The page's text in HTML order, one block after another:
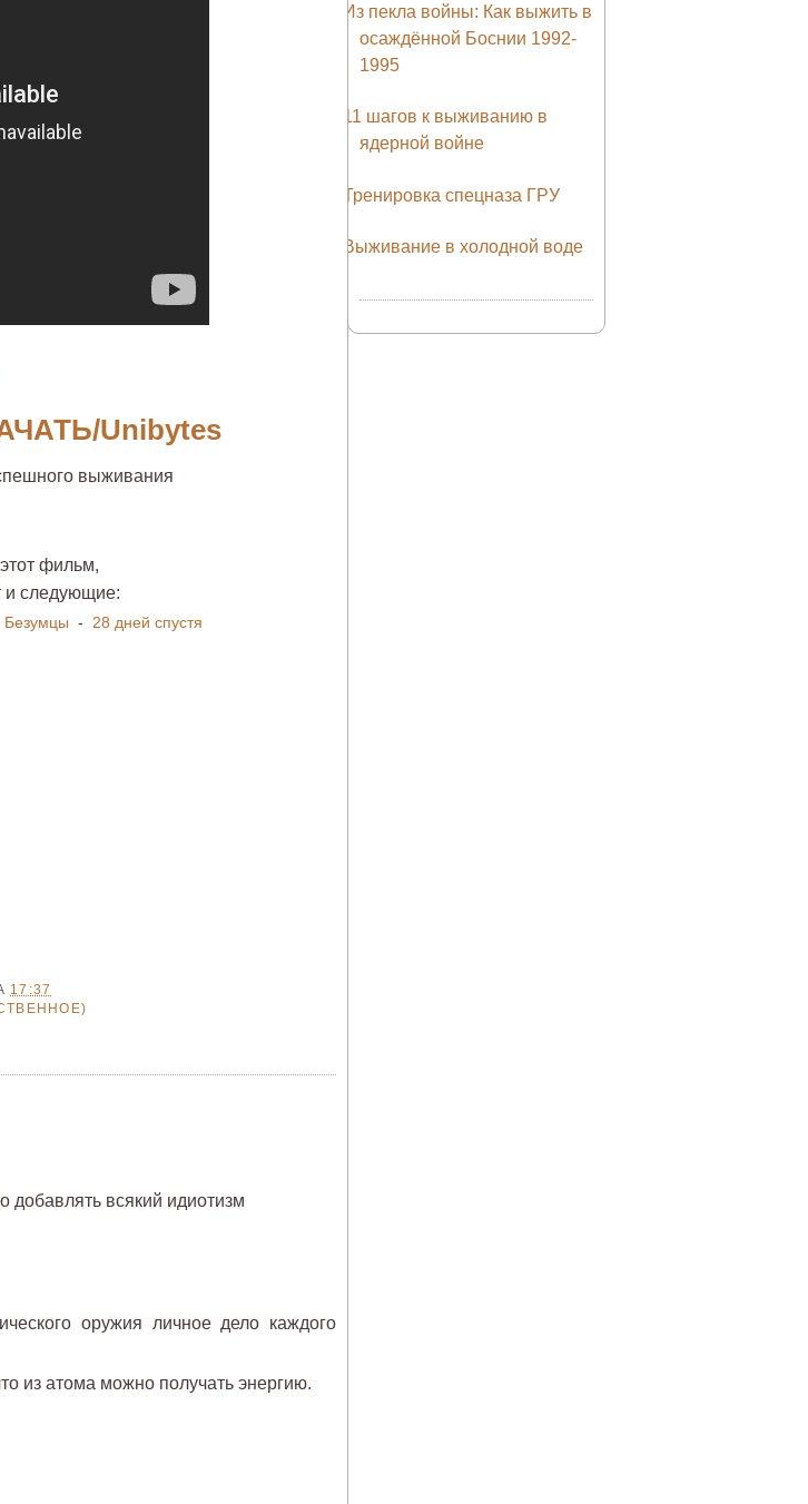
Unibytes
выживания
фильм,
и следующие:
Безумцы - 28 дней спустя
17:37
добавлять всякий идиотизм
оружия личное дело каждого
из атома можно получать энергию.
Из пекла войны: Как выжить в
осаждённой Боснии 1992-
1995
11 шагов к выживанию в
ядерной войне
Тренировка спецназа ГРУ
Выживание в холодной воде